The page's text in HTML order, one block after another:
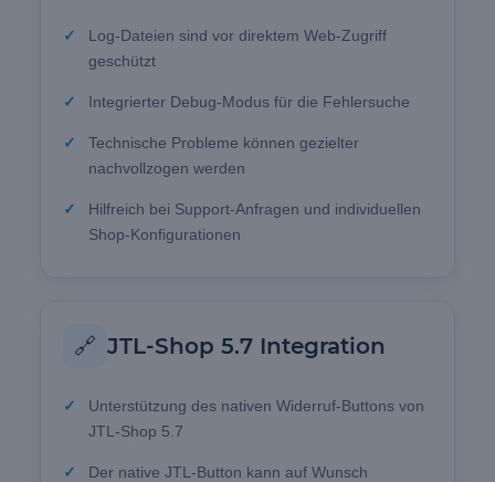
Log-Dateien sind vor direktem Web-Zugriff
geschützt
Integrierter Debug-Modus für die Fehlersuche
Technische Probleme können gezielter
nachvollzogen werden
Hilfreich bei Support-Anfragen und individuellen
Shop-Konfigurationen
🔗 JTL-Shop 5.7 Integration
Unterstützung des nativen Widerruf-Buttons von
JTL-Shop 5.7
Der native JTL-Button kann auf Wunsch